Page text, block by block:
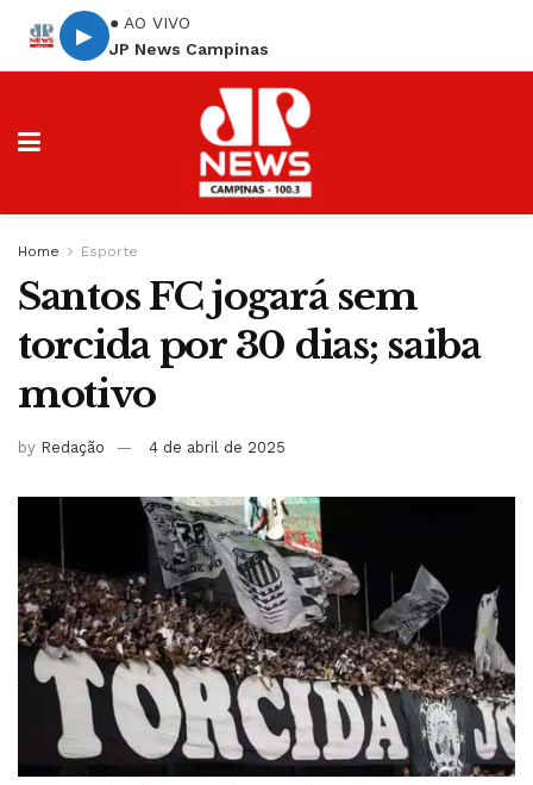
▶
● AO VIVO
JP News Campinas
Home Esporte
Santos FC jogará sem
torcida por 30 dias; saiba
motivo
by Redação 4 de abril de 2025